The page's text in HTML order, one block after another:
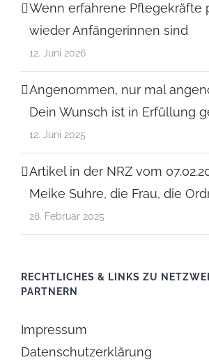
Wenn erfahrene Pflegekräfte
wieder Anfängerinnen sind
12. Juni 2026
Angenommen, nur mal
Dein Wunsch ist in Erfüllung
12. Juni 2025
Artikel in der NRZ vom
Meike Suhre, die Frau, die
28. Februar 2025
RECHTLICHES & LINKS ZU
PARTNERN
Impressum
Datenschutzerklärung